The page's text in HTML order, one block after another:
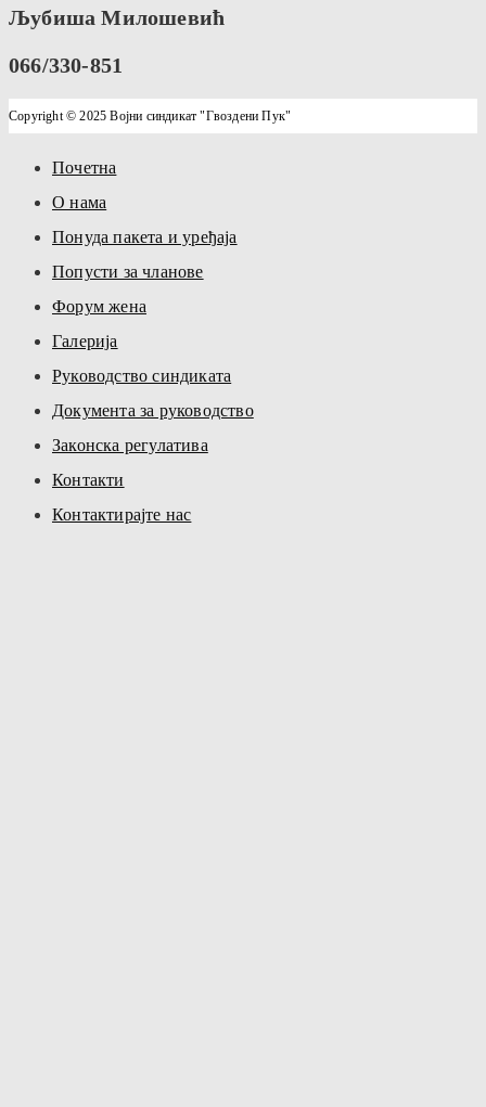
Љубиша Милошевић
066/330-851
Copyright © 2025 Војни синдикат "Гвоздени Пук"
Почетна
О нама
Понуда пакета и уређаја
Попусти за чланове
Форум жена
Галерија
Руководство синдиката
Документа за руководство
Законска регулатива
Контакти
Контактирајте нас